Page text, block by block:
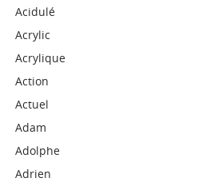
Acidulé
Acrylic
Acrylique
Action
Actuel
Adam
Adolphe
Adrien